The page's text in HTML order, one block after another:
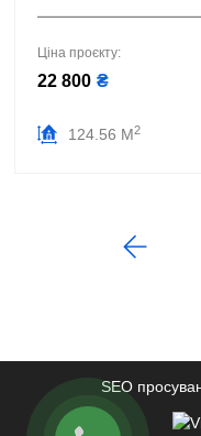
Ціна проєкту:
22 800 ₴
124.56 М2
SEO